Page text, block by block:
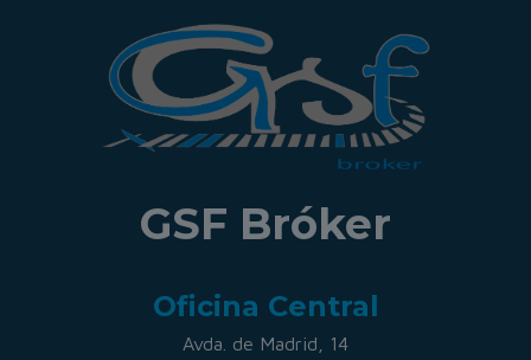
GSF Bróker
Oficina Central
Avda. de Madrid, 14